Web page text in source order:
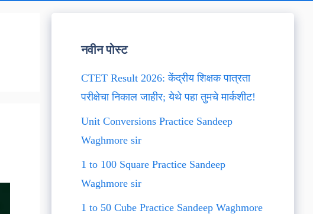
नवीन पोस्ट
CTET Result 2026: केंद्रीय शिक्षक पात्रता
परीक्षेचा निकाल जाहीर; येथे पहा तुमचे मार्कशीट!
Unit Conversions Practice Sandeep
Waghmore sir
1 to 100 Square Practice Sandeep
Waghmore sir
1 to 50 Cube Practice Sandeep Waghmore